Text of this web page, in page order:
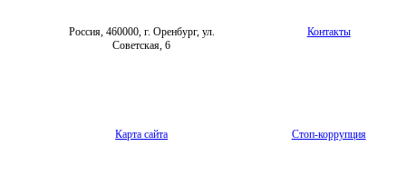
Россия, 460000, г. Оренбург, ул.
Советская, 6
Контакты
Карта сайта Стоп-коррупция